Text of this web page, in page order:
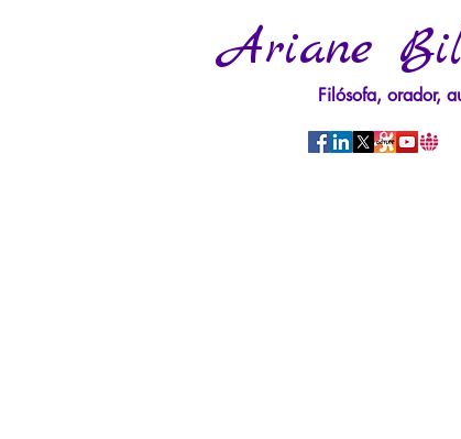
Ariane
Filósofa, orador,